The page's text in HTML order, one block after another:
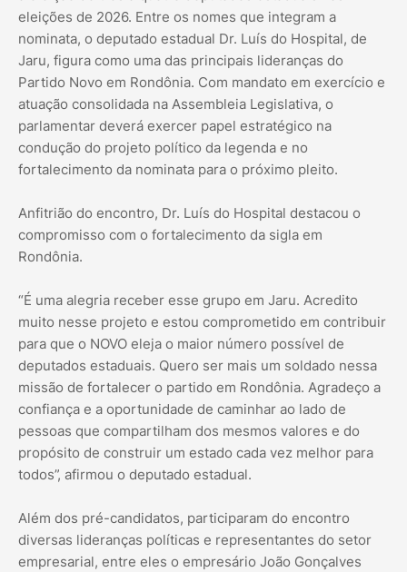
eleições de 2026. Entre os nomes que integram a
nominata, o deputado estadual Dr. Luís do Hospital, de
Jaru, figura como uma das principais lideranças do
Partido Novo em Rondônia. Com mandato em exercício e
atuação consolidada na Assembleia Legislativa, o
parlamentar deverá exercer papel estratégico na
condução do projeto político da legenda e no
fortalecimento da nominata para o próximo pleito.
Anfitrião do encontro, Dr. Luís do Hospital destacou o
compromisso com o fortalecimento da sigla em
Rondônia.
“É uma alegria receber esse grupo em Jaru. Acredito
muito nesse projeto e estou comprometido em contribuir
para que o NOVO eleja o maior número possível de
deputados estaduais. Quero ser mais um soldado nessa
missão de fortalecer o partido em Rondônia. Agradeço a
confiança e a oportunidade de caminhar ao lado de
pessoas que compartilham dos mesmos valores e do
propósito de construir um estado cada vez melhor para
todos”, afirmou o deputado estadual.
Além dos pré-candidatos, participaram do encontro
diversas lideranças políticas e representantes do setor
empresarial, entre eles o empresário João Gonçalves